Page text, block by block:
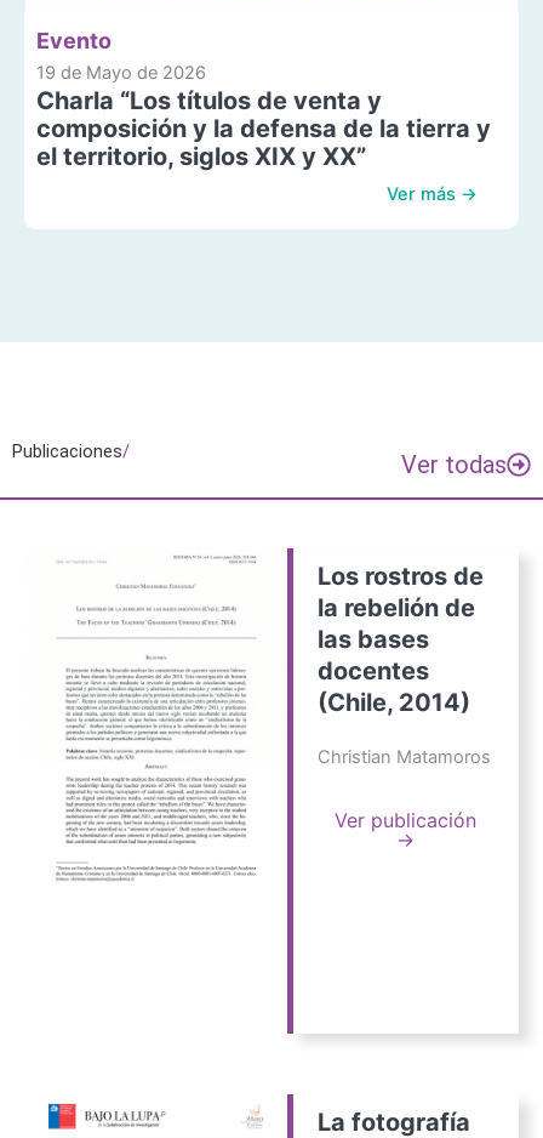
Evento
19 de Mayo de 2026
Charla “Los títulos de venta y
composición y la defensa de la tierra y
el territorio, siglos XIX y XX”
Ver más →
Publicaciones/ Ver todas
Los rostros de
la rebelión de
las bases
docentes
(Chile, 2014)
Christian Matamoros
Ver publicación
→
La fotografía